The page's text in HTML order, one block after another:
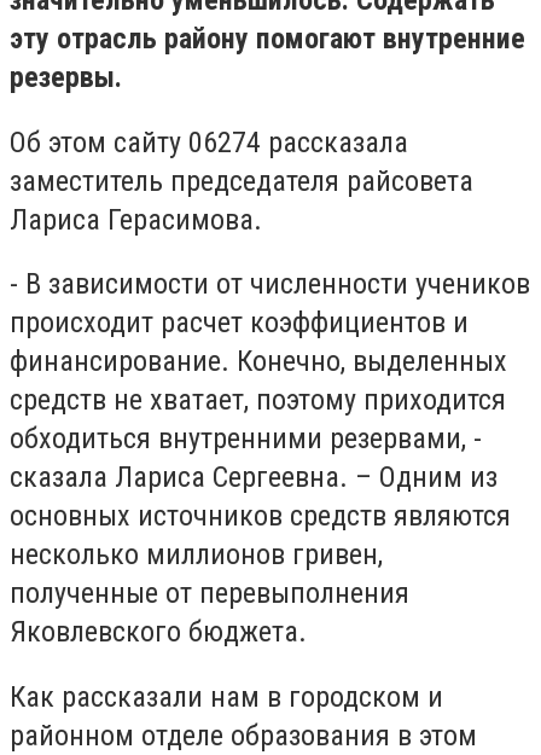
эту отрасль району помогают внутренние
резервы.
Об этом сайту 06274 рассказала
заместитель председателя райсовета
Лариса Герасимова.
- В зависимости от численности учеников
происходит расчет коэффициентов и
финансирование. Конечно, выделенных
средств не хватает, поэтому приходится
обходиться внутренними резервами, -
сказала Лариса Сергеевна. – Одним из
основных источников средств являются
несколько миллионов гривен,
полученные от перевыполнения
Яковлевского бюджета.
Как рассказали нам в городском и
районном отделе образования в этом